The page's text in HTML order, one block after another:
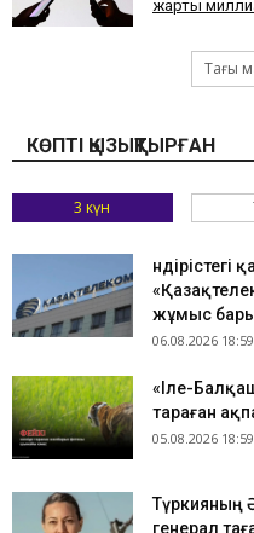
жарты
Тағы
КӨПТІ ҚЫЗЫҚТЫРҒАН
3 күн
жұмыс
06.08.2026 18:59
«Іле-
тараған
05.08.2026 18:59
Түркияның
генерал